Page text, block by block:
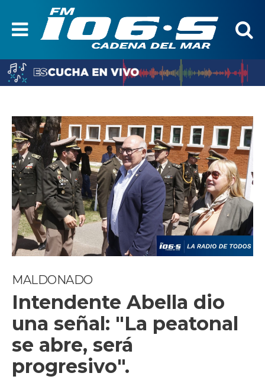
MALDONADO
Intendente Abella dio
una señal: "La peatonal
se abre, será
progresivo".